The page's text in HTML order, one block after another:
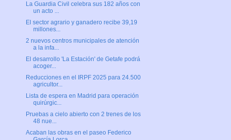
La Guardia Civil celebra sus 182 años con
un acto ...
El sector agrario y ganadero recibe 39,19
millones...
2 nuevos centros municipales de atención
a la infa...
El desarrollo 'La Estación' de Getafe podrá
acoger...
Reducciones en el IRPF 2025 para 24.500
agricultor...
Lista de espera en Madrid para operación
quirúrgic...
Pruebas a cielo abierto con 2 trenes de los
48 nue...
Acaban las obras en el paseo Federico